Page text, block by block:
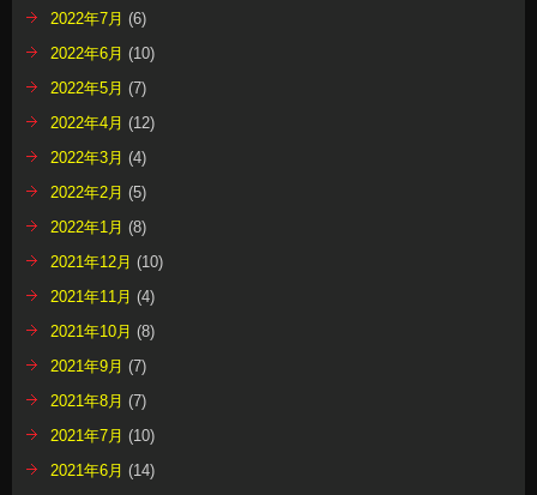
2022年7月 (6)
2022年6月 (10)
2022年5月 (7)
2022年4月 (12)
2022年3月 (4)
2022年2月 (5)
2022年1月 (8)
2021年12月 (10)
2021年11月 (4)
2021年10月 (8)
2021年9月 (7)
2021年8月 (7)
2021年7月 (10)
2021年6月 (14)